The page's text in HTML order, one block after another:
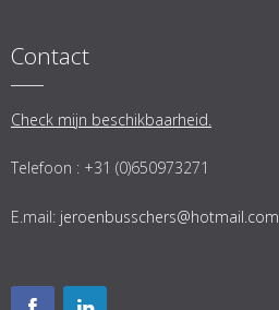
Contact
Check mijn beschikbaarheid.
Telefoon : +31 (0)650973271
E.mail: jeroenbusschers@hotmail.com